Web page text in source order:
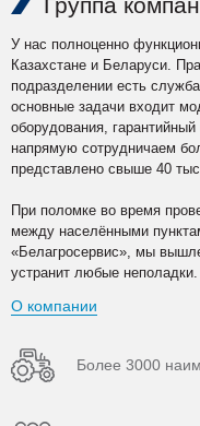
У нас полноценно
Казахстане и Беларуси.
подразделении есть
основные задачи входит
оборудования,
напрямую сотрудничаем
представлено свыше 40
При поломке во время
между населёнными
«Белагросервис», мы
устранит любые
О компании
Более 3000